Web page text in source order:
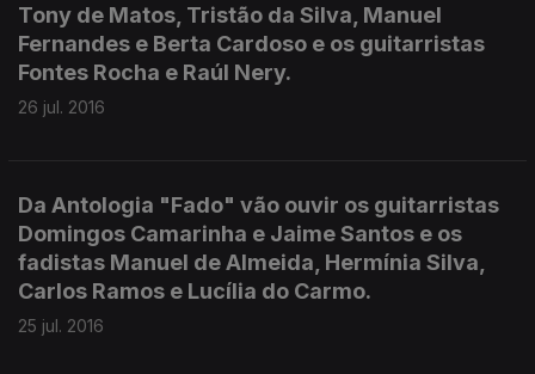
Tony de Matos, Tristão da Silva, Manuel
Fernandes e Berta Cardoso e os guitarristas
Fontes Rocha e Raúl Nery.
26 jul. 2016
Da Antologia "Fado" vão ouvir os guitarristas
Domingos Camarinha e Jaime Santos e os
fadistas Manuel de Almeida, Hermínia Silva,
Carlos Ramos e Lucília do Carmo.
25 jul. 2016